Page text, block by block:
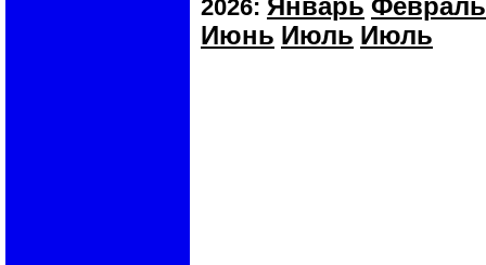
2026: Январь Февраль
Июнь Июль Июль